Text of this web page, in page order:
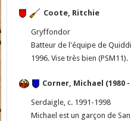
Coote, Ritchie
Gryffondor
Batteur de l'équipe de
1996. Vise très bien (PSM11).
Corner, Michael (1980 -
Serdaigle, c. 1991-1998
Michael est un garçon de